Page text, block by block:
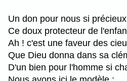
Un don pour nous si
Ce doux protecteur de
Ah ! c'est une faveur des
Que Dieu donna dans sa
D'un bien pour l'homme si